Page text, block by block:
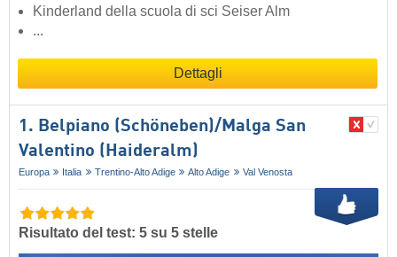
Kinderland della scuola di sci Seiser Alm
...
Dettagli
1. Belpiano (Schöneben)/​Malga San
Valentino (Haideralm)
Europa Italia Trentino-Alto Adige Alto Adige Val Venosta
Risultato del test: 5 su 5 stelle